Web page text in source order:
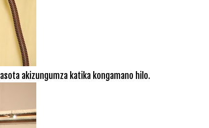
akizungumza katika kongamano hilo.